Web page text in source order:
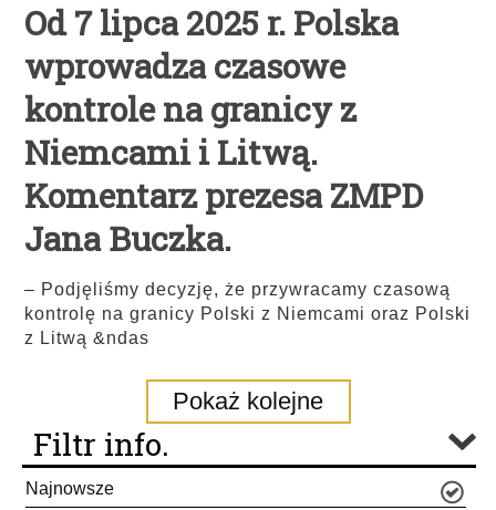
Od 7 lipca 2025 r. Polska
wprowadza czasowe
kontrole na granicy z
Niemcami i Litwą.
Komentarz prezesa ZMPD
Jana Buczka.
– Podjęliśmy decyzję, że przywracamy czasową
kontrolę na granicy Polski z Niemcami oraz Polski
z Litwą &ndas
Pokaż kolejne
Filtr info.
Najnowsze